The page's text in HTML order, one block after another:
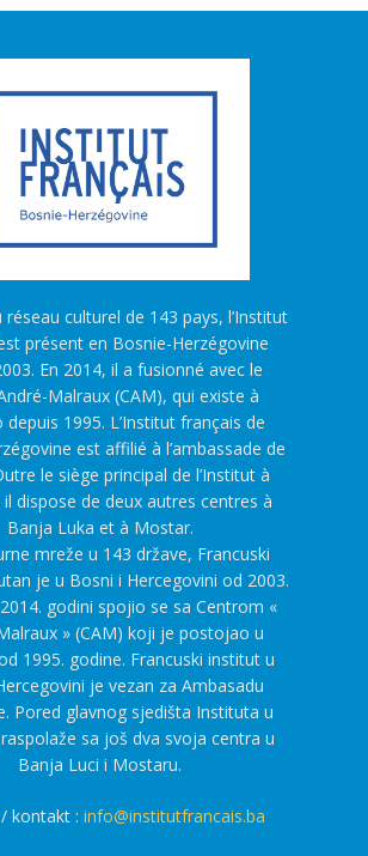
culturel de 143 pays, l’Institut
présent en Bosnie-Herzégovine
En 2014, il a fusionné avec le
Malraux (CAM), qui existe à
depuis 1995. L’Institut français de
est affilié à l’ambassade de
le siège principal de l’Institut à
dispose de deux autres centres à
Banja Luka et à Mostar.
mreže u 143 države, Francuski
je u Bosni i Hercegovini od 2003.
godini spojio se sa Centrom «
» (CAM) koji je postojao u
1995. godine. Francuski institut u
je vezan za Ambasadu
Pored glavnog sjedišta Instituta u
sa još dva svoja centra u
Banja Luci i Mostaru.
kontakt : info@institutfrancais.ba